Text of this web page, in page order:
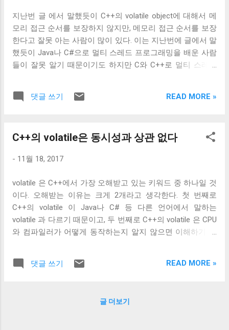
load가 실행된 다음에 실행될 수 있지만, 다른 메모리 접근의
순서는 순서대로 실행되는 게 보장된다. 컴파일 때 아무 옵션
을 안 주면 x86에서는 /volatile:ms 가 기본값이다. 사실 x86
CPU는 load-acquire, store-release semantic을 따르기 때문
에 volatile object에 접근하는 코드는 컴파일 타임에 순서를
이다. 따라서 /volatile:ms 를 이용하여 컴파일하면 DMB 인스
지난번 글 에서 말했듯이 C++의 volatile object에 대해서 메
모리 접근 순서를 보장하지 않지만, 메모리 접근 순서를 보장
한다고 잘못 아는 사람이 많이 있다. 이는 지난번에 글에서 말
했듯이 Java나 C#으로 멀티 스레드 프로그래밍을 배운 사람
들이 잘못 알기 때문이기도 하지만 C와 C++로 멀티 스레드
우는 보통 아래와 같은 착각을 하기 때문이다. Access to
volatile object s are evaluated strictly according to the rules
엄격하게 실행된다고 적혀있다. 이 문장을 잘못 이해해서 엄
이는 그저 volatile object에 접근하는 코드는 as-if rule 에 의
를 최적화해서 없애거나, 레지스터 등을 이용해서 최적화하
지 못한다는 것이다. 그보다 중요한 것은 abstract machine의
규칙을 따른다는 것이다. 여기서 말하는 abstract machine은
다른 구현체에서 같은 동작을 보장하기 위해 C++ 표준이 기
술한 가상의 기계를 의미한다. 근데 이 abstract machine은
를 보장하지 않는다. 이는 컴파일러가 as-if rule에 따라 최적
실제로 어셈블리의 순서대로 실행될지 알 수 없다. 물론 모든
댓글 쓰기 READ MORE »
C++의 volatile은 동시성과 상관 없다
- 11월 18, 2017
volatile 은 C++에서 가장 오해받고 있는 키워드 중 하나일 것
이다. 오해받는 이유는 크게 2개라고 생각한다. 첫 번째로
C++의 volatile 이 Java나 C# 등 다른 언어에서 말하는
volatile 과 다르기 때문이고, 두 번째로 C++의 volatile 은 CPU
와 컴파일러가 어떻게 동작하는지 알지 않으면 이해하기 어
해주기 위해 사용된다. 따라서 변수의 접근이 리오더링 되는
다는 고전 명작 The Art of Multiprocessor Programming 에서
댓글 쓰기 READ MORE »
글 더보기